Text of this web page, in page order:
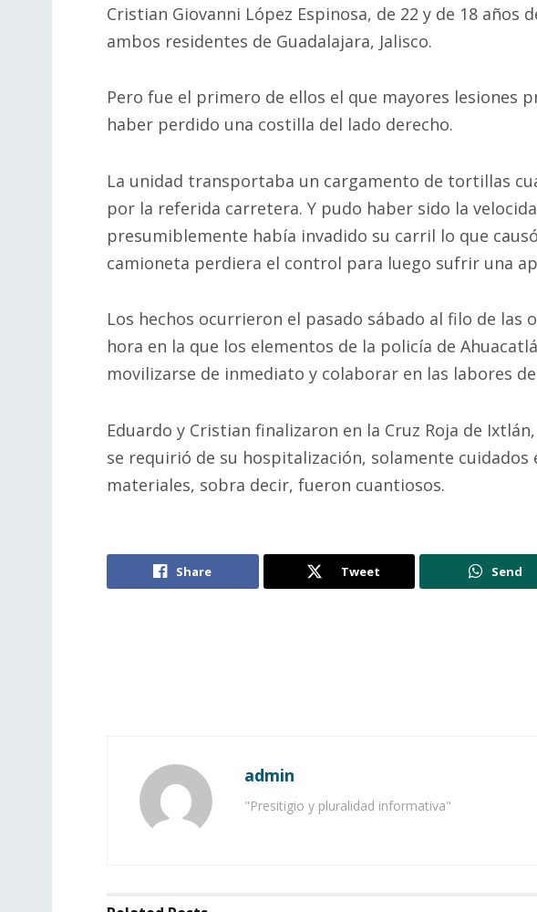
Cristian Giovanni López Espinosa, de 22 y de 18 años
ambos residentes de Guadalajara, Jalisco.
Pero fue el primero de ellos el que mayores lesiones
haber perdido una costilla del lado derecho.
La unidad transportaba un cargamento de tortillas
por la referida carretera. Y pudo haber sido la
presumiblemente había invadido su carril lo que
camioneta perdiera el control para luego sufrir una
Los hechos ocurrieron el pasado sábado al filo de las
hora en la que los elementos de la policía de
movilizarse de inmediato y colaborar en las labores
Eduardo y Cristian finalizaron en la Cruz Roja de
se requirió de su hospitalización, solamente cuidados
materiales, sobra decir, fueron cuantiosos.
Share Tweet Send
admin
"Presitigio y pluralidad informativa"